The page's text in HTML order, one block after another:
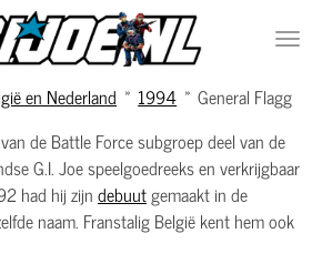
en Nederland » 1994 » General Flagg
de Battle Force subgroep deel van de
G.I. Joe speelgoedreeks en verkrijgbaar
had hij zijndebuutgemaakt in de
naam. Franstalig België kent hem ook